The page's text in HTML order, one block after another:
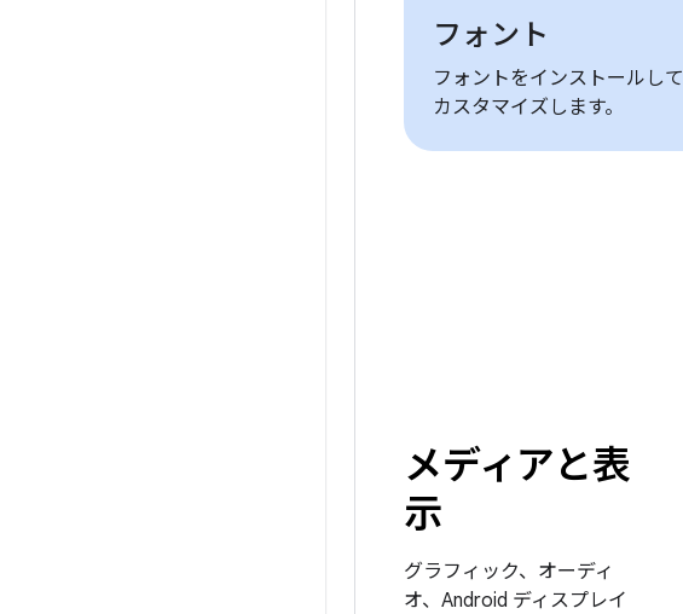
フォント
フォントをインストールして
カスタマイズします。
メディアと表
示
グラフィック、オーディ
オ、Android ディスプレイ